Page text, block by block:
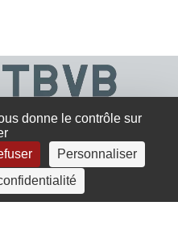
donne le contrôle sur
Personnaliser